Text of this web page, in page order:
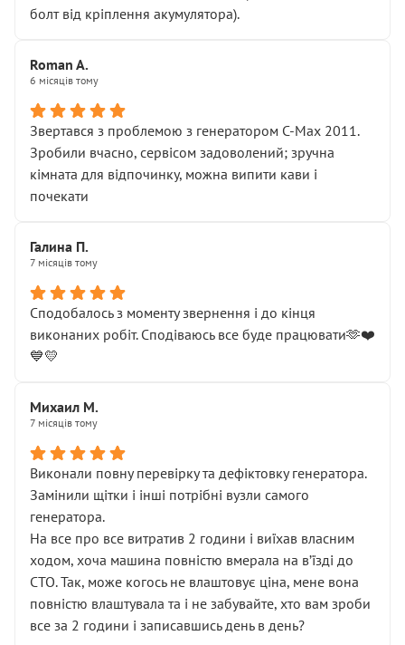
болт від кріплення акумулятора).
Roman A.
6 місяців тому
Звертався з проблемою з генератором C-Max 2011.
Зробили вчасно, сервісом задоволений; зручна
кімната для відпочинку, можна випити кави і
почекати
Галина П.
7 місяців тому
Сподобалось з моменту звернення і до кінця
виконаних робіт. Сподіваюсь все буде працювати🫶❤️
💙💛
Михаил М.
7 місяців тому
Виконали повну перевірку та дефіктовку генератора.
Замінили щітки і інші потрібні вузли самого
генератора.
На все про все витратив 2 години і виїхав власним
ходом, хоча машина повністю вмерала на вʼїзді до
СТО. Так, може когось не влаштовує ціна, мене вона
повністю влаштувала та і не забувайте, хто вам зроби
все за 2 години і записавшись день в день?